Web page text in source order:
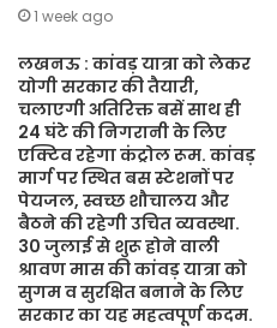
1 week ago
लखनऊ : कांवड़ यात्रा को लेकर
योगी सरकार की तैयारी,
चलाएगी अतिरिक्त बसें साथ ही
24 घंटे की निगरानी के लिए
एक्टिव रहेगा कंट्रोल रूम. कांवड़
मार्ग पर स्थित बस स्टेशनों पर
पेयजल, स्वच्छ शौचालय और
बैठने की रहेगी उचित व्यवस्था.
30 जुलाई से शुरू होने वाली
श्रावण मास की कांवड़ यात्रा को
सुगम व सुरक्षित बनाने के लिए
सरकार का यह महत्वपूर्ण कदम.